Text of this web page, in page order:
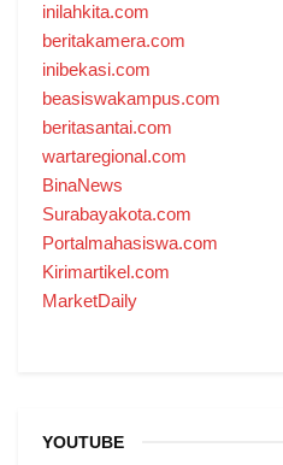
inilahkita.com
beritakamera.com
inibekasi.com
beasiswakampus.com
beritasantai.com
wartaregional.com
BinaNews
Surabayakota.com
Portalmahasiswa.com
Kirimartikel.com
MarketDaily
YOUTUBE